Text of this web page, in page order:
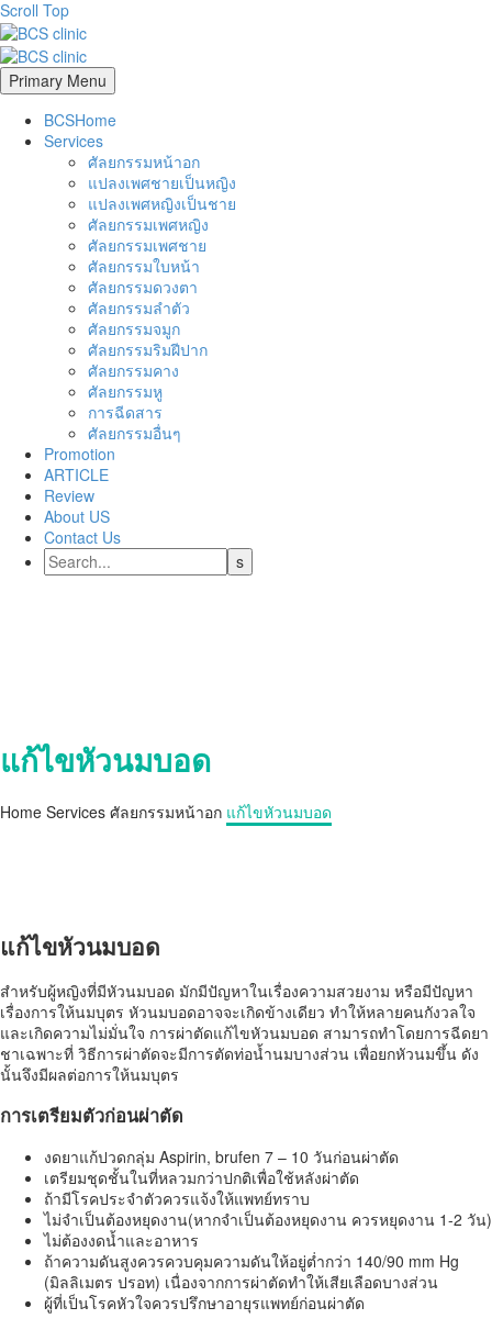
Scroll Top
Primary Menu
BCSHome
Services
ศัลยกรรมหน้าอก
แปลงเพศชายเป็นหญิง
แปลงเพศหญิงเป็นชาย
ศัลยกรรมเพศหญิง
ศัลยกรรมเพศชาย
ศัลยกรรมใบหน้า
ศัลยกรรมดวงตา
ศัลยกรรมลำตัว
ศัลยกรรมจมูก
ศัลยกรรมริมฝีปาก
ศัลยกรรมคาง
ศัลยกรรมหู
การฉีดสาร
ศัลยกรรมอื่นๆ
Promotion
ARTICLE
Review
About US
Contact Us
แก้ไขหัวนมบอด
Home Services ศัลยกรรมหน้าอก แก้ไขหัวนมบอด
แก้ไขหัวนมบอด
สำหรับผู้หญิงที่มีหัวนมบอด มักมีปัญหาในเรื่องความสวยงาม หรือมีปัญหา
เรื่องการให้นมบุตร หัวนมบอดอาจจะเกิดข้างเดียว ทำให้หลายคนกังวลใจ
และเกิดความไม่มั่นใจ การผ่าตัดแก้ไขหัวนมบอด สามารถทำโดยการฉีดยา
ชาเฉพาะที่ วิธีการผ่าตัดจะมีการตัดท่อน้ำนมบางส่วน เพื่อยกหัวนมขึ้น ดัง
นั้นจึงมีผลต่อการให้นมบุตร
การเตรียมตัวก่อนผ่าตัด
งดยาแก้ปวดกลุ่ม Aspirin, brufen 7 – 10 วันก่อนผ่าตัด
เตรียมชุดชั้นในที่หลวมกว่าปกติเพื่อใช้หลังผ่าตัด
ถ้ามีโรคประจำตัวควรแจ้งให้แพทย์ทราบ
ไม่จำเป็นต้องหยุดงาน(หากจำเป็นต้องหยุดงาน ควรหยุดงาน 1-2 วัน)
ไม่ต้องงดน้ำและอาหาร
ถ้าความดันสูงควรควบคุมความดันให้อยู่ต่ำกว่า 140/90 mm Hg
(มิลลิเมตร ปรอท) เนื่องจากการผ่าตัดทำให้เสียเลือดบางส่วน
ผู้ที่เป็นโรคหัวใจควรปรึกษาอายุรแพทย์ก่อนผ่าตัด